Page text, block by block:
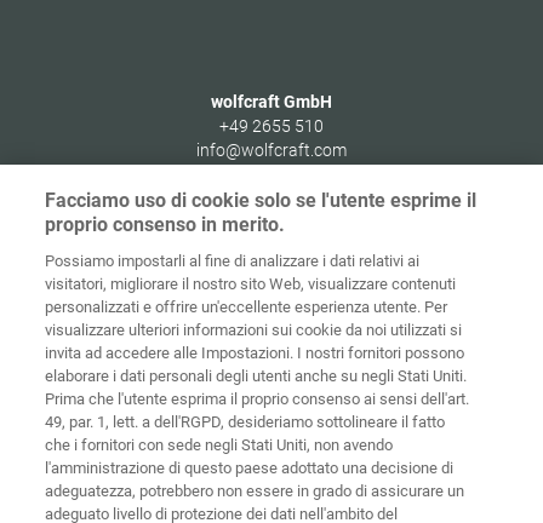
wolfcraft GmbH
+49 2655 510
info@wolfcraft.com
Wolffstraße 1
56746 Kempenich
Germany
Home Contatti Colofone Tutela dei dati
CGC
Politiche sui
cookies Login
Dichiarazione
di accessibilità
Facciamo uso di cookie solo se l'utente esprime il
proprio consenso in merito.
Possiamo impostarli al fine di analizzare i dati relativi ai
visitatori, migliorare il nostro sito Web, visualizzare contenuti
personalizzati e offrire un'eccellente esperienza utente. Per
visualizzare ulteriori informazioni sui cookie da noi utilizzati si
invita ad accedere alle Impostazioni. I nostri fornitori possono
elaborare i dati personali degli utenti anche su negli Stati Uniti.
Prima che l'utente esprima il proprio consenso ai sensi dell'art.
49, par. 1, lett. a dell'RGPD, desideriamo sottolineare il fatto
che i fornitori con sede negli Stati Uniti, non avendo
l'amministrazione di questo paese adottato una decisione di
adeguatezza, potrebbero non essere in grado di assicurare un
adeguato livello di protezione dei dati nell'ambito del